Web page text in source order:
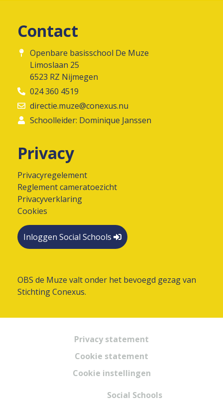
Contact
Openbare basisschool De Muze
Limoslaan 25
6523 RZ Nijmegen
024 360 4519
directie.muze@conexus.nu
Schoolleider: Dominique Janssen
Privacy
Privacyregelement
Reglement cameratoezicht
Privacyverklaring
Cookies
Inloggen Social Schools
OBS de Muze valt onder het bevoegd gezag van
Stichting Conexus.
Privacy statement
Cookie statement
Cookie instellingen
Social Schools